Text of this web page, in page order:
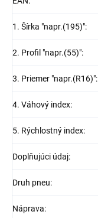
1. Šírka "napr.(195)":
2. Profil "napr.(55)":
3. Priemer "napr.(R16)":
4. Váhový index:
5. Rýchlostný index:
Doplňujúci údaj:
Druh pneu:
Náprava: